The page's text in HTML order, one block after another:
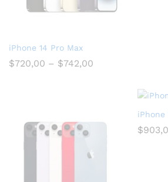
iPhone 14 Pro Max
$720,00 – $742,00
iPhone
$